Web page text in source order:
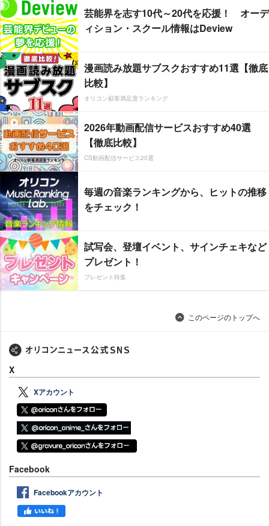
芸能界を志す10代～20代を応援！ オーデ
ィション・スクール情報はDeview
漫画読み放題サブスクおすすめ11選【徹底
比較】
オリコン顧客満足度ランキング
2026年動画配信サービスおすすめ40選
【徹底比較】
CS動画配信サービス20選
毎週の音楽ランキングから、ヒットの推移
をチェック！
試写会、登壇イベント、サインチェキなど
プレゼント！
プレゼント特集
このページのトップへ
X
Xアカウント
Facebook
Facebookアカウント